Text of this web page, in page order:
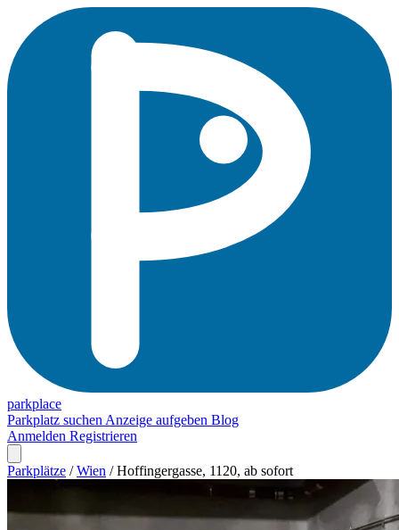
parkplace
Parkplatz suchen Anzeige aufgeben Blog
Anmelden Registrieren
Parkplätze / Wien / Hoffingergasse, 1120, ab sofort